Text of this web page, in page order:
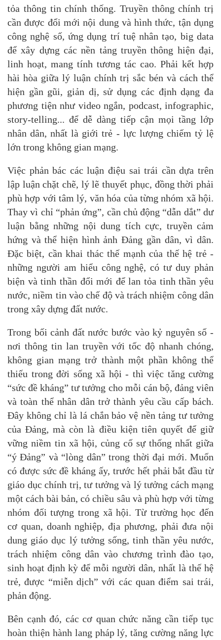
tỏa thông tin chính thống. Truyền thông chính trị
cần được đổi mới nội dung và hình thức, tận dụng
công nghệ số, ứng dụng trí tuệ nhân tạo, big data
để xây dựng các nền tảng truyền thông hiện đại,
linh hoạt, mang tính tương tác cao. Phải kết hợp
hài hòa giữa lý luận chính trị sắc bén và cách thể
hiện gần gũi, giản dị, sử dụng các định dạng đa
phương tiện như video ngắn, podcast, infographic,
story-telling... để dễ dàng tiếp cận mọi tầng lớp
nhân dân, nhất là giới trẻ - lực lượng chiếm tỷ lệ
lớn trong không gian mạng.
Việc phản bác các luận điệu sai trái cần dựa trên
lập luận chặt chẽ, lý lẽ thuyết phục, đồng thời phải
phù hợp với tâm lý, văn hóa của từng nhóm xã hội.
Thay vì chỉ “phản ứng”, cần chủ động “dẫn dắt” dư
luận bằng những nội dung tích cực, truyền cảm
hứng và thể hiện hình ảnh Đảng gần dân, vì dân.
Đặc biệt, cần khai thác thế mạnh của thế hệ trẻ -
những người am hiểu công nghệ, có tư duy phản
biện và tinh thần đổi mới để lan tỏa tinh thần yêu
nước, niềm tin vào chế độ và trách nhiệm công dân
trong xây dựng đất nước.
Trong bối cảnh đất nước bước vào kỷ nguyên số -
nơi thông tin lan truyền với tốc độ nhanh chóng,
không gian mạng trở thành một phần không thể
thiếu trong đời sống xã hội - thì việc tăng cường
“sức đề kháng” tư tưởng cho mỗi cán bộ, đảng viên
và toàn thể nhân dân trở thành yêu cầu cấp bách.
Đây không chỉ là lá chắn bảo vệ nền tảng tư tưởng
của Đảng, mà còn là điều kiện tiên quyết để giữ
vững niềm tin xã hội, củng cố sự thống nhất giữa
“ý Đảng” và “lòng dân” trong thời đại mới. Muốn
có được sức đề kháng ấy, trước hết phải bắt đầu từ
giáo dục chính trị, tư tưởng và lý tưởng cách mạng
một cách bài bản, có chiều sâu và phù hợp với từng
nhóm đối tượng trong xã hội. Từ trường học đến
cơ quan, doanh nghiệp, địa phương, phải đưa nội
dung giáo dục lý tưởng sống, tinh thần yêu nước,
trách nhiệm công dân vào chương trình đào tạo,
sinh hoạt định kỳ để mỗi người dân, nhất là thế hệ
trẻ, được “miễn dịch” với các quan điểm sai trái,
phản động.
Bên cạnh đó, các cơ quan chức năng cần tiếp tục
hoàn thiện hành lang pháp lý, tăng cường năng lực